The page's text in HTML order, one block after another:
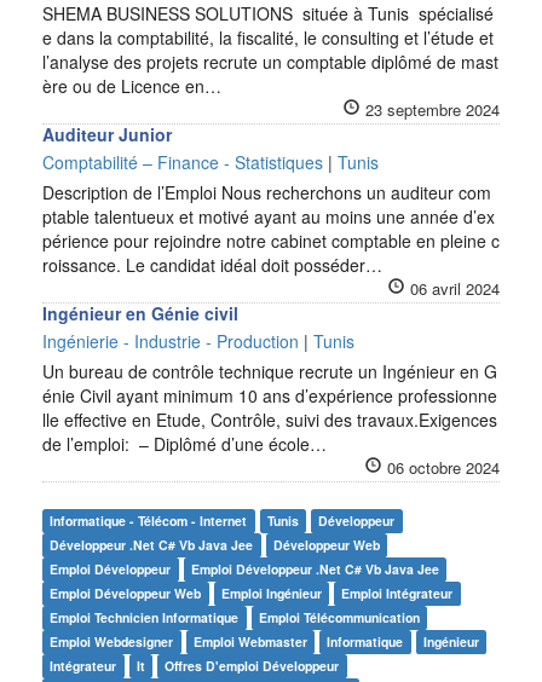
SHEMA BUSINESS SOLUTIONS située à Tunis spécialisé
e dans la comptabilité, la fiscalité, le consulting et l’étude et
l’analyse des projets recrute un comptable diplômé de mast
ère ou de Licence en…
23 septembre 2024
Auditeur Junior
Comptabilité – Finance - Statistiques | Tunis
Description de l’Emploi Nous recherchons un auditeur com
ptable talentueux et motivé ayant au moins une année d’ex
périence pour rejoindre notre cabinet comptable en pleine c
roissance. Le candidat idéal doit posséder…
06 avril 2024
Ingénieur en Génie civil
Ingénierie - Industrie - Production | Tunis
Un bureau de contrôle technique recrute un Ingénieur en G
énie Civil ayant minimum 10 ans d’expérience professionne
lle effective en Etude, Contrôle, suivi des travaux.Exigences
de l’emploi: – Diplômé d’une école…
06 octobre 2024
Informatique - Télécom - Internet Tunis
Développeur
Développeur .net C# Vb Java Jee
Développeur Web
Emploi Développeur
Emploi Développeur .net C# Vb Java Jee
Emploi Développeur Web
Emploi Ingénieur
Emploi Intégrateur
Emploi Technicien Informatique
Emploi Télécommunication
Emploi Webdesigner
Emploi Webmaster Informatique
Ingénieur
Intégrateur
It
Offres D'emploi Développeur